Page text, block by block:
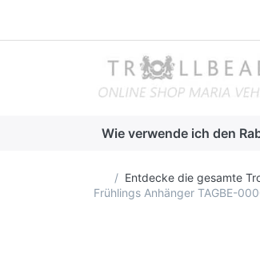
Wie verwende ich den
Startseite
Entdecke die gesamte
Frühlings Anhänger TAGBE-